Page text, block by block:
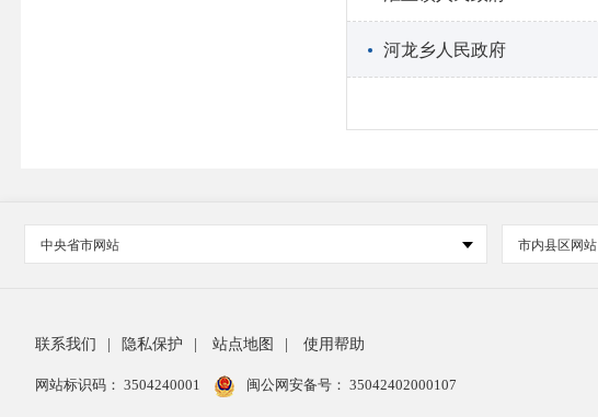
河龙乡人民政府
中央省市网站 市内县区网站
联系我们 隐私保护 站点地图 使用帮助
网站标识码： 3504240001 闽公网安备号： 35042402000107